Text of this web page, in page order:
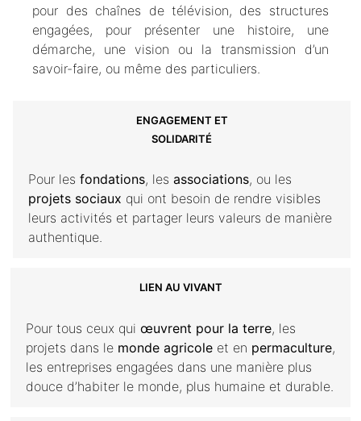
pour des chaînes de télévision, des structures
engagées, pour présenter une histoire, une
démarche, une vision ou la transmission d’un
savoir-faire, ou même des particuliers.
ENGAGEMENT ET
SOLIDARITÉ
Pour les fondations, les associations, ou les
projets sociaux qui ont besoin de rendre visibles
leurs activités et partager leurs valeurs de manière
authentique.
LIEN AU VIVANT
Pour tous ceux qui œuvrent pour la terre, les
projets dans le monde agricole et en permaculture,
les entreprises engagées dans une manière plus
douce d’habiter le monde, plus humaine et durable.